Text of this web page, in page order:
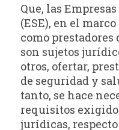
Que, las
(ESE), en el
como prestadores
son sujetos
otros, ofertar,
de seguridad y
tanto, se hace
requisitos
jurídicas,